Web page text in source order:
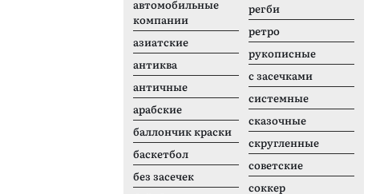
автомобильные
компании
азиатские
антиква
античные
арабские
баллончик краски
баскетбол
без засечек
регби
ретро
рукописные
с засечками
системные
сказочные
скругленные
советские
соккер